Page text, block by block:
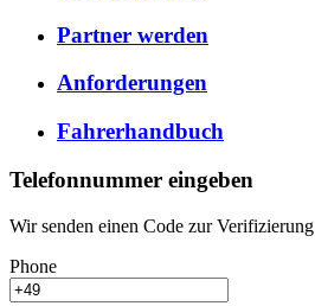
Partner werden
Anforderungen
Fahrerhandbuch
Telefonnummer eingeben
Wir senden einen Code zur Verifizierung
Phone